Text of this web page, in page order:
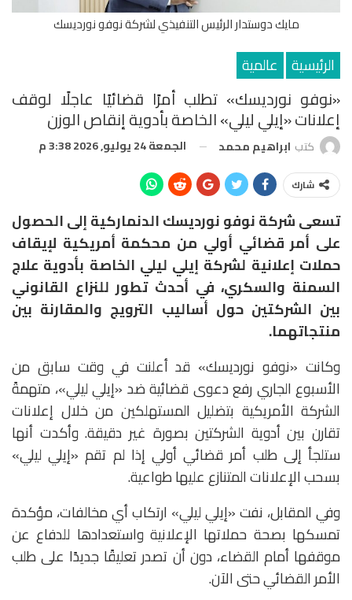
مايك دوستدار الرئيس التنفيذي لشركة نوفو نورديسك
الرئيسية عالمية
«نوفو نورديسك» تطلب أمرًا قضائيًا عاجلًا لوقف
إعلانات «إيلي ليلي» الخاصة بأدوية إنقاص الوزن
كتب ابراهيم محمد الجمعة 24 يوليو, 2026 3:38 م
شارك
تسعى شركة نوفو نورديسك الدنماركية إلى الحصول
على أمر قضائي أولي من محكمة أمريكية لإيقاف
حملات إعلانية لشركة إيلي ليلي الخاصة بأدوية علاج
السمنة والسكري، في أحدث تطور للنزاع القانوني
بين الشركتين حول أساليب الترويج والمقارنة بين
منتجاتهما.
وكانت «نوفو نورديسك» قد أعلنت في وقت سابق من
الأسبوع الجاري رفع دعوى قضائية ضد «إيلي ليلي»، متهمةً
الشركة الأمريكية بتضليل المستهلكين من خلال إعلانات
تقارن بين أدوية الشركتين بصورة غير دقيقة. وأكدت أنها
ستلجأ إلى طلب أمر قضائي أولي إذا لم تقم «إيلي ليلي»
بسحب الإعلانات المتنازع عليها طواعية.
وفي المقابل، نفت «إيلي ليلي» ارتكاب أي مخالفات، مؤكدة
تمسكها بصحة حملاتها الإعلانية واستعدادها للدفاع عن
موقفها أمام القضاء، دون أن تصدر تعليقًا جديدًا على طلب
الأمر القضائي حتى الآن.